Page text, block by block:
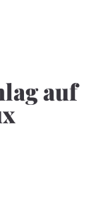
auf